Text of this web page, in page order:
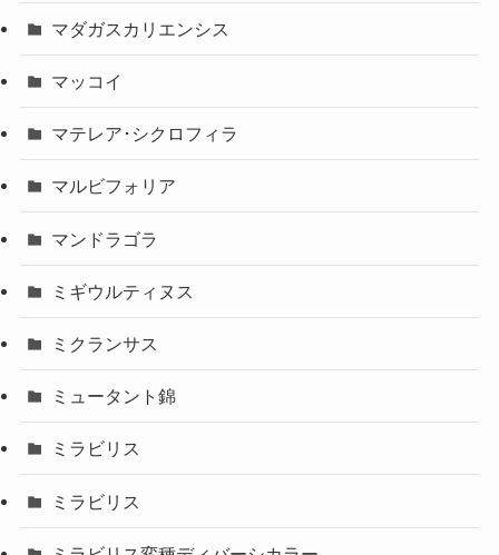
マダガスカリエンシス
マッコイ
マテレア･シクロフィラ
マルビフォリア
マンドラゴラ
ミギウルティヌス
ミクランサス
ミュータント錦
ミラビリス
ミラビリス